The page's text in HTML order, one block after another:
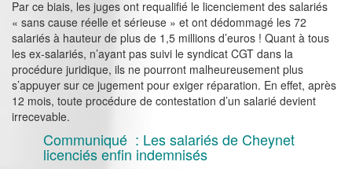
Par ce biais, les juges ont requalifié le licenciement des salariés
« sans cause réelle et sérieuse » et ont dédommagé les 72
salariés à hauteur de plus de 1,5 millions d’euros ! Quant à tous
les ex-salariés, n’ayant pas suivi le syndicat CGT dans la
procédure juridique, ils ne pourront malheureusement plus
s’appuyer sur ce jugement pour exiger réparation. En effet, après
12 mois, toute procédure de contestation d’un salarié devient
irrecevable.
Communiqué : Les salariés de Cheynet
licenciés enfin indemnisés